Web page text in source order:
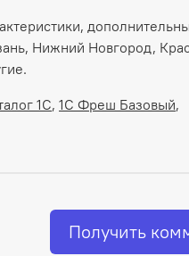
Нижний Новгород,
1С, 1С Фреш Базовый,
Получить